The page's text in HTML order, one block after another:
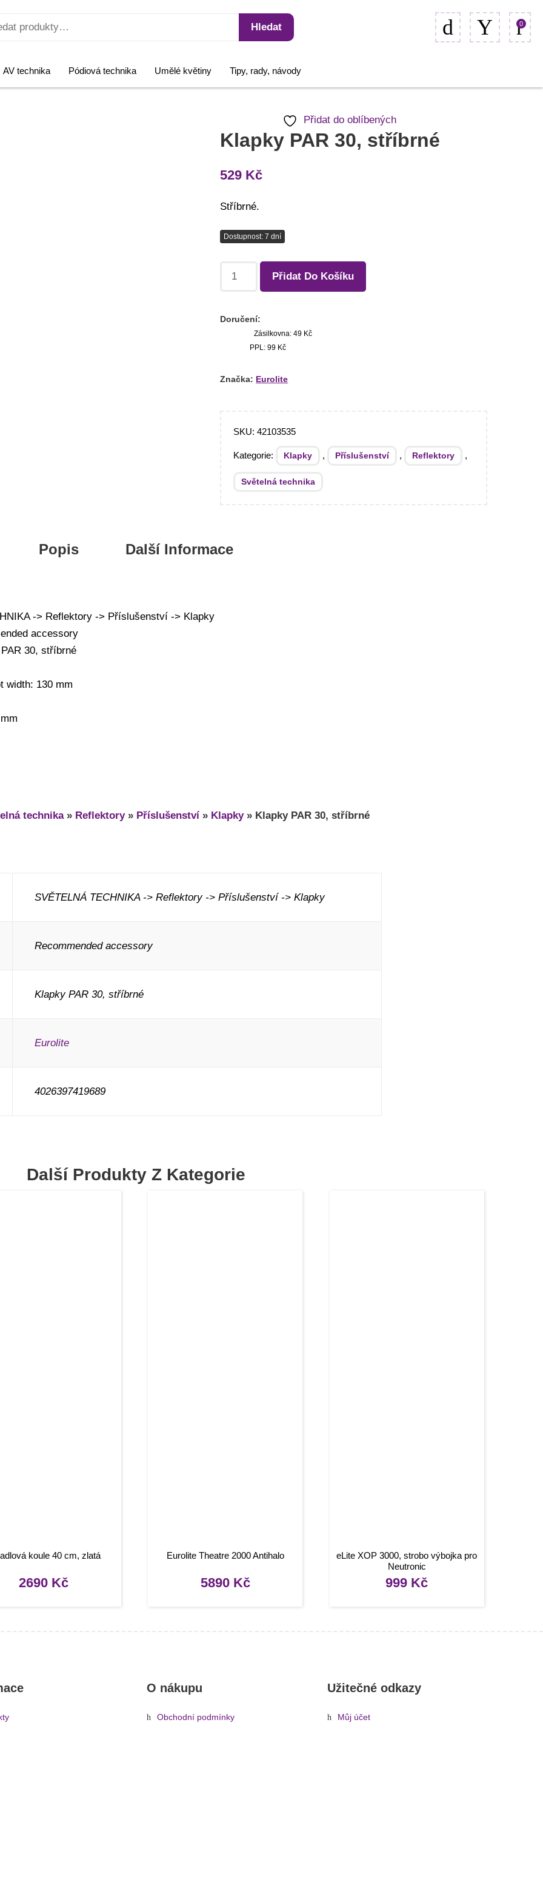
Hledat 0
AV technika Pódiová technika Umělé květiny Tipy, rady, návody
Přidat do oblíbených
Klapky PAR 30, stříbrné
529 Kč
Stříbrné.
Dostupnost: 7 dní
Přidat Do Košíku
Doručení:
Zásilkovna: 49 Kč
PPL: 99 Kč
Značka: Eurolite
SKU:42103535
Kategorie: Klapky , Příslušenství , Reflektory ,
Světelná technika
Popis Další Informace
-> Reflektory -> Příslušenství -> Klapky
accessory
30, stříbrné
width: 130 mm
technika» Reflektory» Příslušenství » Klapky» Klapky PAR 30, stříbrné
SVĚTELNÁ TECHNIKA -> Reflektory -> Příslušenství -> Klapky
Recommended accessory
Klapky PAR 30, stříbrné
Eurolite
4026397419689
Další Produkty Z Kategorie
koule 40 cm, zlatá
2690 Kč
Eurolite Theatre 2000 Antihalo
5890 Kč
eLite XOP 3000, strobo výbojka pro
Neutronic
999 Kč
O nákupu
Obchodní podmínky
Užitečné odkazy
Můj účet